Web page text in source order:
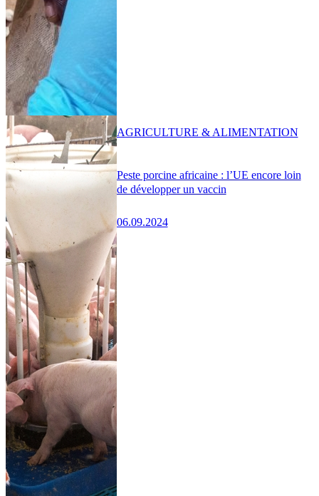
Peste porcine africaine : l’UE encore loin
de développer un vaccin
06.09.2024
AGRICULTURE & ALIMENTATION